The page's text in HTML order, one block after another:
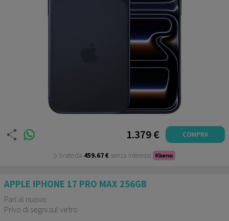
1.379 € COMPRA
o 3 rate da 459.67 €senza interessi.
APPLE IPHONE 17 PRO MAX 256GB
Pari al nuovo
Privo di segni sul vetro